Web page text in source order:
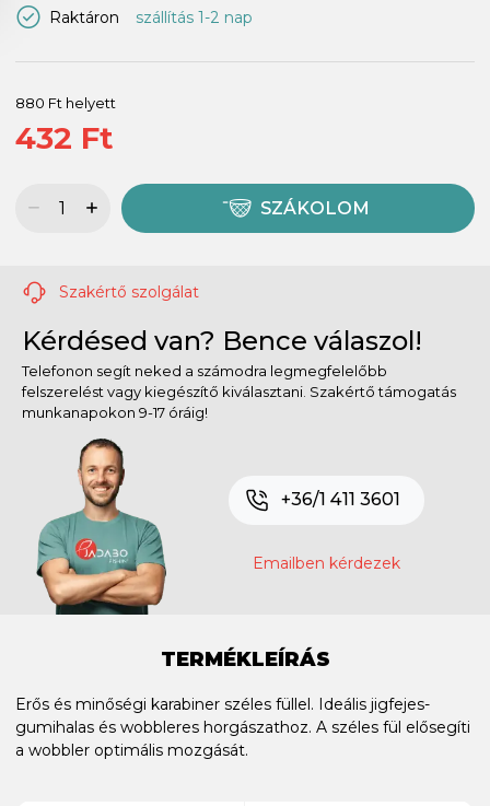
Raktáron szállítás 1-2 nap
880 Ft helyett
432 Ft
SZÁKOLOM
Szakértő szolgálat
Kérdésed van? Bence válaszol!
Telefonon segít neked a számodra legmegfelelőbb
felszerelést vagy kiegészítő kiválasztani. Szakértő támogatás
munkanapokon 9-17 óráig!
+36/1 411 3601
Emailben kérdezek
TERMÉKLEÍRÁS
Erős és minőségi karabiner széles füllel. Ideális jigfejes-
gumihalas és wobbleres horgászathoz. A széles fül elősegíti
a wobbler optimális mozgását.